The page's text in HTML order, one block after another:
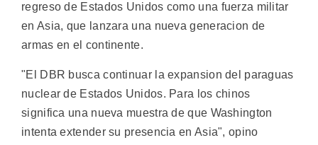
regreso de Estados Unidos como una fuerza militar
en Asia, que lanzara una nueva generacion de
armas en el continente.
"El DBR busca continuar la expansion del paraguas
nuclear de Estados Unidos. Para los chinos
significa una nueva muestra de que Washington
intenta extender su presencia en Asia", opino